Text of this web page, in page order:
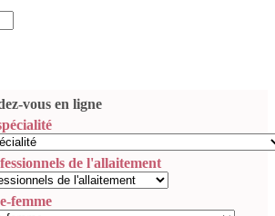
vous en ligne
de l'allaitement
femme